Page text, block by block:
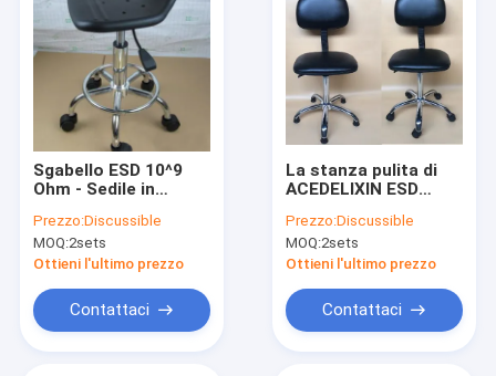
Sgabello ESD 10^9
Ohm - Sedile in
stampato
320x300mm
Prezzo:Discussible
MOQ:2sets
Ottieni l'ultimo prezzo
Contattaci
La stanza pulita di
ACEDELIXIN ESD
elettricità statica
per la fabbrica
farmaceutica
Prezzo:Discussible
MOQ:2sets
Ottieni l'ultimo prezzo
Contattaci